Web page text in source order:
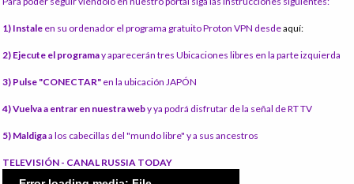
1) Instale en su ordenador el programa gratuito Proton VPN desdeaquí:
2) Ejecute el programay aparecerán tres Ubicaciones libres en la parte izquierda
3) Pulse "CONECTAR" en la ubicación JAPÓN
4) Vuelva a entrar en nuestra weby ya podrá disfrutar de la señal de RT TV
5) Maldigaa los cabecillas del "mundo libre" y a sus ancestros
TELEVISIÓN - CANAL RUSSIA TODAY